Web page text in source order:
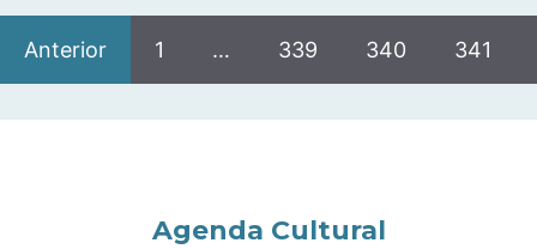
Anterior 1 … 339 340 341
Agenda Cultural